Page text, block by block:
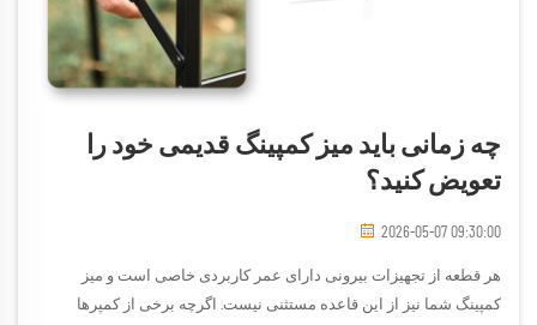
چه زمانی باید میز کمپینگ قدیمی خود را
تعویض کنید؟
2026-05-07 09:30:00
هر قطعه از تجهیزات بیرونی دارای عمر کاربردی خاصی است و میز
کمپینگ شما نیز از این قاعده مستثنی نیست. اگرچه برخی از کمپرها